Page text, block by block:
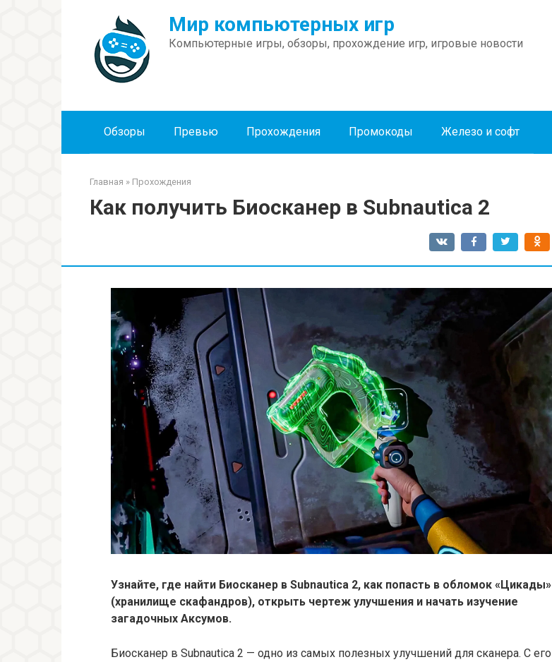
Мир компьютерных игр
Компьютерные игры, обзоры, прохождение игр, игровые новости
Обзоры Превью Прохождения Промокоды Железо и софт
Главная » Прохождения
Как получить Биосканер в Subnautica 2
Узнайте, где найти Биосканер в Subnautica 2, как попасть в обломок «Цикады»
(хранилище скафандров), открыть чертеж улучшения и начать изучение
загадочных Аксумов.
Биосканер в Subnautica 2 — одно из самых полезных улучшений для сканера. С его